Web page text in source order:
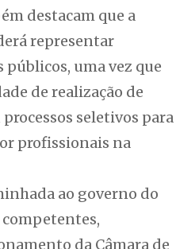
destacam que a
representar
públicos, uma vez que
de realização de
seletivos para
profissionais na
ao governo do
competentes,
da Câmara de